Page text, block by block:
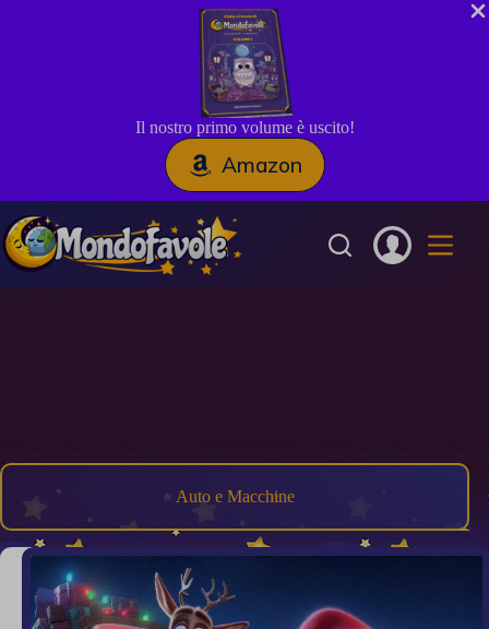
Il nostro primo volume è uscito!
Amazon
al
contenuto
Auto e Macchine